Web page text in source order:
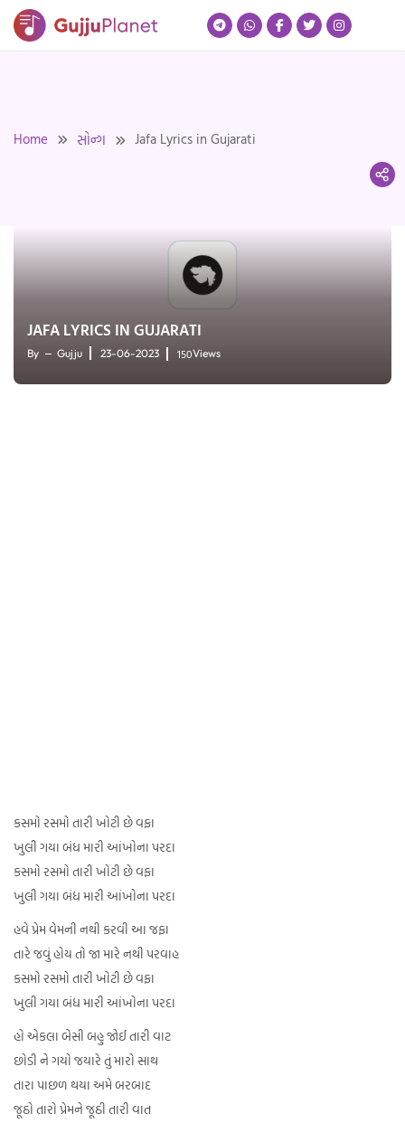
Skip
Home સોન્ગ Jafa Lyrics in Gujarati
JAFA LYRICS IN GUJARATI
By Gujju 23-06-2023 150Views
કસમો રસમો તારી ખોટી છે વફા
ખુલી ગયા બંધ મારી આંખોના પરદા
કસમો રસમો તારી ખોટી છે વફા
ખુલી ગયા બંધ મારી આંખોના પરદા
હવે પ્રેમ વેમની નથી કરવી આ જફા
તારે જવું હોય તો જા મારે નથી પરવાહ
કસમો રસમો તારી ખોટી છે વફા
ખુલી ગયા બંધ મારી આંખોના પરદા
હો એકલા બેસી બહુ જોઈ તારી વાટ
છોડી ને ગયો જયારે તું મારો સાથ
તારા પાછળ થયા અમે બરબાદ
જૂઠો તારો પ્રેમને જૂઠી તારી વાત